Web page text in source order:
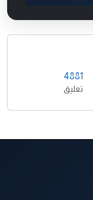
4881
تعليق